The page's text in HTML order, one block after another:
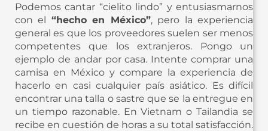
Podemos cantar “cielito lindo” y entusiasmarnos
con el “hecho en México”, pero la experiencia
general es que los proveedores suelen ser menos
competentes que los extranjeros. Pongo un
ejemplo de andar por casa. Intente comprar una
camisa en México y compare la experiencia de
hacerlo en casi cualquier país asiático. Es difícil
encontrar una talla o sastre que se la entregue en
un tiempo razonable. En Vietnam o Tailandia se
recibe en cuestión de horas a su total satisfacción.